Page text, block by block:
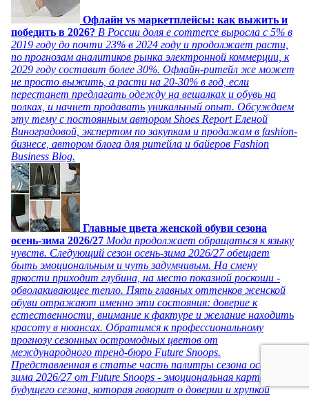
Офлайн vs маркетплейсы: как выжить и
победить в 2026? В России доля e commerce выросла с 5% в
2019 году до почти 23% в 2024 году и продолжает расти,
по прогнозам аналитиков рынка электронной коммерции, к
2029 году составит более 30%. Офлайн-ритейл же может
не просто выжить, а расти на 20-30% в год, если
перестанет предлагать одежду на вешалках и обувь на
полках, и начнет продавать уникальный опыт. Обсуждаем
эту тему с постоянным автором Shoes Report Еленой
Виноградовой, экспертом по закупкам и продажам в fashion-
бизнесе, автором блога для ритейла и байеров Fashion
Business Blog.
Главные цвета женской обуви сезона
осень-зима 2026/27 Мода продолжает обращаться к языку
чувств. Следующий сезон осень-зима 2026/27 обещает
быть эмоциональным и чуть задумчивым. На смену
яркости приходит глубина, на место показной роскоши -
обволакивающее тепло. Пять главных оттенков женской
обуви отражают именно эти состояния: доверие к
естественности, внимание к фактуре и желание находить
красоту в нюансах. Обратимся к профессиональному
прогнозу сезонных остромодных цветов от
международного тренд-бюро Future Snoops.
Представленная в статье часть палитры сезона осень-
зима 2026/27 от Future Snoops - эмоциональная карта
будущего сезона, которая говорит о доверии и хрупкой